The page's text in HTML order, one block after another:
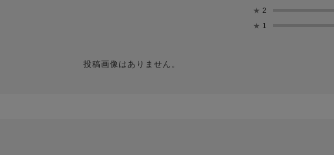
★ 2
★ 1
投稿画像はありません。